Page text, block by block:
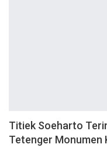
Titiek Soeharto
Tetenger Monumen